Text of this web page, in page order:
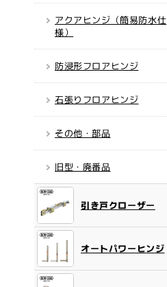
アクアヒンジ（簡易防水仕
様）
防浸形フロアヒンジ
石張りフロアヒンジ
その他・部品
旧型・廃番品
引き戸クローザー
オートパワーヒンジ